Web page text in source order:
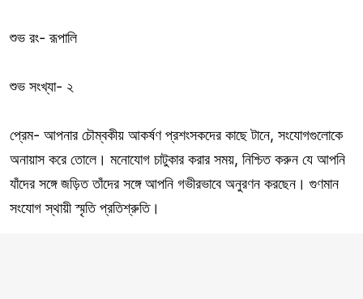
শুভ রং- রূপালি
শুভ সংখ্যা- ২
প্রেম- আপনার চৌম্বকীয় আকর্ষণ প্রশংসকদের কাছে টানে, সংযোগগুলোকে
অনায়াস করে তোলে। মনোযোগ চাটুকার করার সময়, নিশ্চিত করুন যে আপনি
যাঁদের সঙ্গে জড়িত তাঁদের সঙ্গে আপনি গভীরভাবে অনুরণন করছেন। গুণমান
সংযোগ স্থায়ী স্মৃতি প্রতিশ্রুতি।